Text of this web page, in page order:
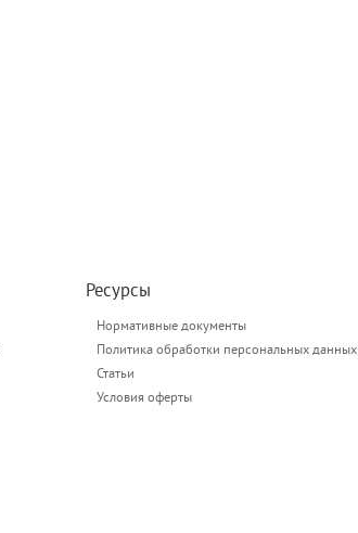
Ресурсы
Нормативные документы
Политика обработки персональных данных
Статьи
Условия оферты